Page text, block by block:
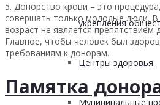
укрепления
Центры здоровья
Муниципальные
5. Донорство крови – это
совершать только молодые люди. В
возраст не является препятствием
Главное, чтобы человек был
требованиям к донорам.
Памятка